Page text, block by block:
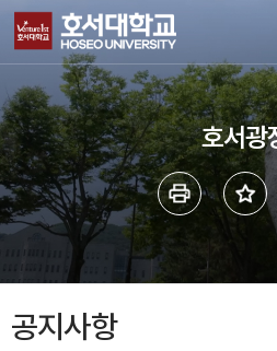
호서광
공지사항